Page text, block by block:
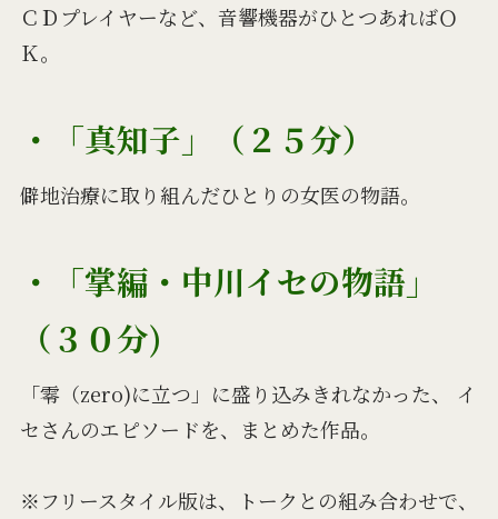
ＣＤプレイヤーなど、音響機器がひとつあればＯ
Ｋ。
・「真知子」（２５分）
僻地治療に取り組んだひとりの女医の物語。
・「掌編・中川イセの物語」
（３０分)
「零（zero)に立つ」に盛り込みきれなかった、 イ
セさんのエピソードを、まとめた作品。
※フリースタイル版は、トークとの組み合わせで、